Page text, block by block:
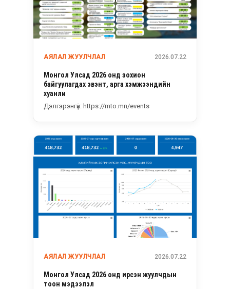
АЯЛАЛ ЖУУЛЧЛАЛ 2026.07.22
Монгол Улсад 2026 онд зохион
байгуулагдах эвэнт, арга хэмжээнүүдийн
хуанли
Дэлгэрэнгүй: https://mto.mn/events
АЯЛАЛ ЖУУЛЧЛАЛ 2026.07.22
Монгол Улсад 2026 онд ирсэн жуулчдын
тоон мэдээлэл